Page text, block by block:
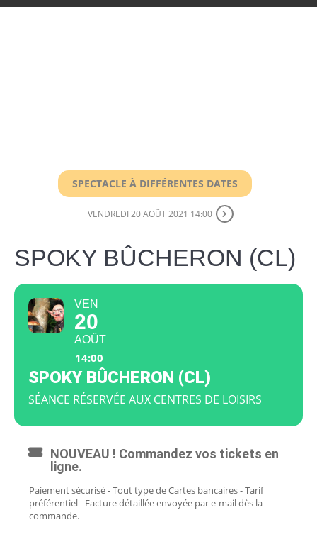
SPECTACLE À DIFFÉRENTES DATES
VENDREDI 20 AOÛT 2021 14:00
SPOKY BÛCHERON (CL)
VEN
20
AOÛT
14:00
SPOKY BÛCHERON (CL)
SÉANCE RÉSERVÉE AUX CENTRES DE LOISIRS
NOUVEAU ! Commandez vos tickets en
ligne.
Paiement sécurisé - Tout type de Cartes bancaires - Tarif
préférentiel - Facture détaillée envoyée par e-mail dès la
commande.